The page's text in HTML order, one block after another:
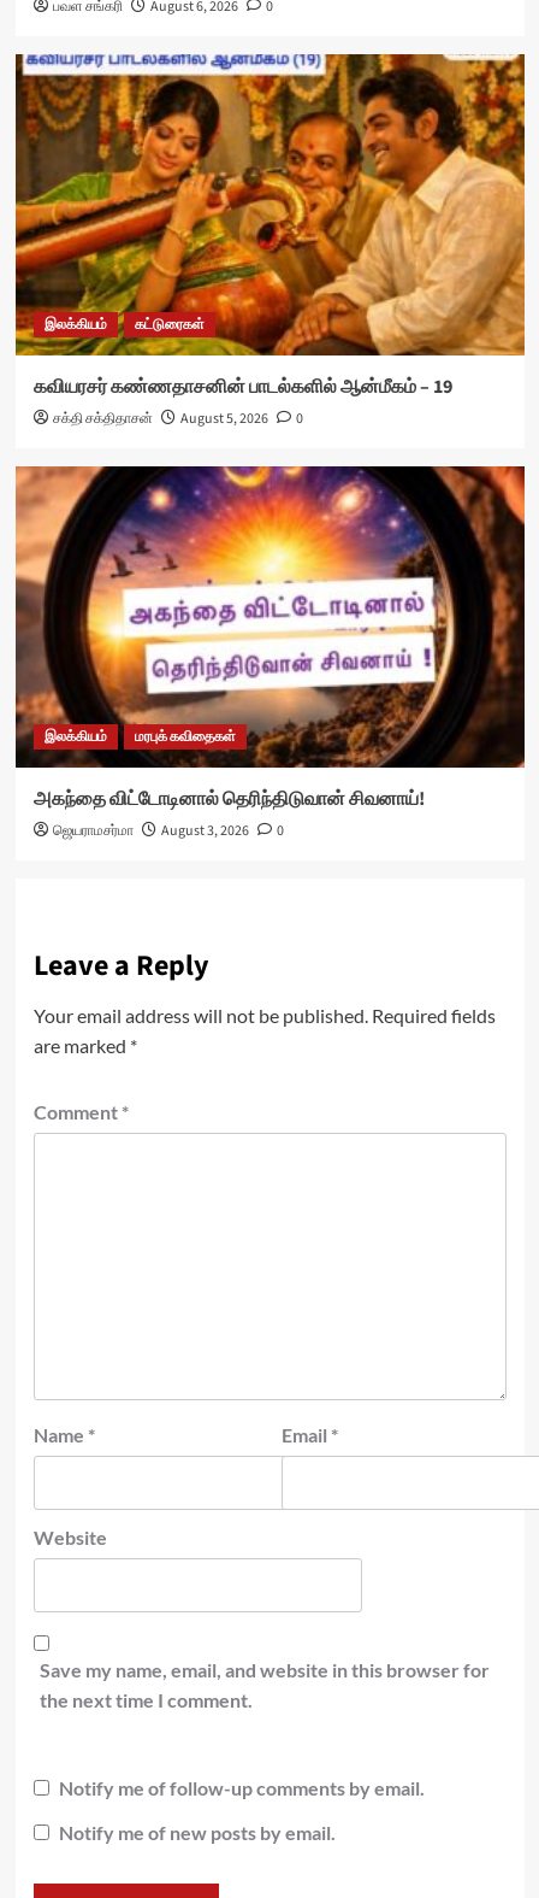
பவள சங்கரி August 6, 2026 0
இலக்கியம் கட்டுரைகள்
கவியரசர் கண்ணதாசனின் பாடல்களில் ஆன்மீகம் – 19
சக்தி சக்திதாசன் August 5, 2026 0
இலக்கியம் மரபுக் கவிதைகள்
அகந்தை விட்டோடினால் தெரிந்திடுவான் சிவனாய்!
ஜெயராமசர்மா August 3, 2026 0
Leave a Reply
Your email address will not be published. Required fields
are marked *
Comment *
Name * Email *
Website
Save my name, email, and website in this browser for
the next time I comment.
Notify me of follow-up comments by email.
Notify me of new posts by email.